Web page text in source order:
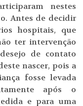
nestes
Antes de decidir
hospitais, que
ter intervenção
de contato
nascer, pois a
fosse levada
após o
e para uma